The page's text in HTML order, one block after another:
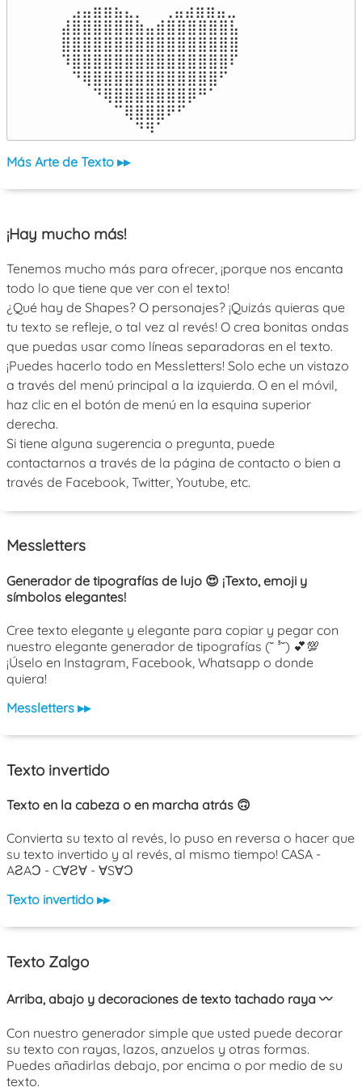
⠀⣠⣤⣶⣶⣦⣄⡀  ⠀⢀⣤⣴⣶⣶⣤⣀⠀
⣼⣿⣿⣿⣿⣿⣿⣷⣤⣾⣿⣿⣿⣿⣿⣿⣧
⣿⣿⣿⣿⣿⣿⣿⣿⣿⣿⣿⣿⣿⣿⣿⣿⣿
⠹⣿⣿⣿⣿⣿⣿⣿⣿⣿⣿⣿⣿⣿⣿⣿⠏
⠀⠙⢿⣿⣿⣿⣿⣿⣿⣿⣿⣿⣿⣿⣿⠋⠀
⠀⠀⠀⠙⢿⣿⣿⣿⣿⣿⣿⣿⡿⠛⠁⠀⠀
⠀⠀⠀⠀⠀⠉⢿⣿⣿⣿⠟⠋⠀⠀⠀⠀⠀
⠀⠀⠀⠀⠀⠀⠀⠙⠻⠁⠀⠀⠀⠀⠀⠀⠀⠀⠀⠀⠀⠀⠀
Más Arte de Texto ▸▸
¡Hay mucho más!
Tenemos mucho más para ofrecer, ¡porque nos encanta
todo lo que tiene que ver con el texto!
¿Qué hay de Shapes? O personajes? ¡Quizás quieras que
tu texto se refleje, o tal vez al revés! O crea bonitas ondas
que puedas usar como líneas separadoras en el texto.
¡Puedes hacerlo todo en Messletters! Solo eche un vistazo
a través del menú principal a la izquierda. O en el móvil,
haz clic en el botón de menú en la esquina superior
derecha.
Si tiene alguna sugerencia o pregunta, puede
contactarnos a través de la página de contacto o bien a
través de Facebook, Twitter, Youtube, etc.
Messletters
Generador de tipografías de lujo 😍 ¡Texto, emoji y
símbolos elegantes!
Cree texto elegante y elegante para copiar y pegar con
nuestro elegante generador de tipografías (˘ ³˘) 💕💯
¡Úselo en Instagram, Facebook, Whatsapp o donde
quiera!
Messletters ▸▸
Texto invertido
Texto en la cabeza o en marcha atrás 🙃
Convierta su texto al revés, lo puso en reversa o hacer que
su texto invertido y al revés, al mismo tiempo! CASA -
AƧAƆ - C∀Ƨ∀ - ∀S∀Ɔ
Texto invertido ▸▸
Texto Zalgo
Arriba, abajo y decoraciones de texto tachado raya 〰️
Con nuestro generador simple que usted puede decorar
su texto con rayas, lazos, anzuelos y otras formas.
Puedes añadirlas debajo, por encima o por medio de su
texto.